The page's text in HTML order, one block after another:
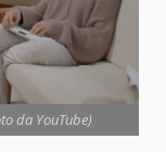
da YouTube)